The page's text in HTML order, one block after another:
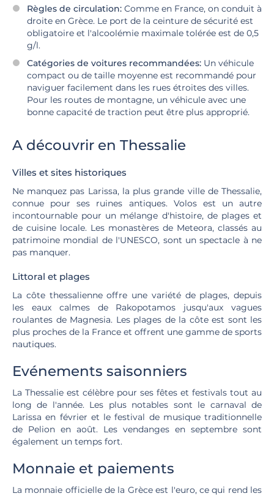
Règles de circulation: Comme en France, on conduit à
droite en Grèce. Le port de la ceinture de sécurité est
obligatoire et l'alcoolémie maximale tolérée est de 0,5
g/l.
Catégories de voitures recommandées: Un véhicule
compact ou de taille moyenne est recommandé pour
naviguer facilement dans les rues étroites des villes.
Pour les routes de montagne, un véhicule avec une
bonne capacité de traction peut être plus approprié.
A découvrir en Thessalie
Villes et sites historiques
Ne manquez pas Larissa, la plus grande ville de Thessalie,
connue pour ses ruines antiques. Volos est un autre
incontournable pour un mélange d'histoire, de plages et
de cuisine locale. Les monastères de Meteora, classés au
patrimoine mondial de l'UNESCO, sont un spectacle à ne
pas manquer.
Littoral et plages
La côte thessalienne offre une variété de plages, depuis
les eaux calmes de Rakopotamos jusqu'aux vagues
roulantes de Magnesia. Les plages de la côte est sont les
plus proches de la France et offrent une gamme de sports
nautiques.
Evénements saisonniers
La Thessalie est célèbre pour ses fêtes et festivals tout au
long de l'année. Les plus notables sont le carnaval de
Larissa en février et le festival de musique traditionnelle
de Pelion en août. Les vendanges en septembre sont
également un temps fort.
Monnaie et paiements
La monnaie officielle de la Grèce est l'euro, ce qui rend les